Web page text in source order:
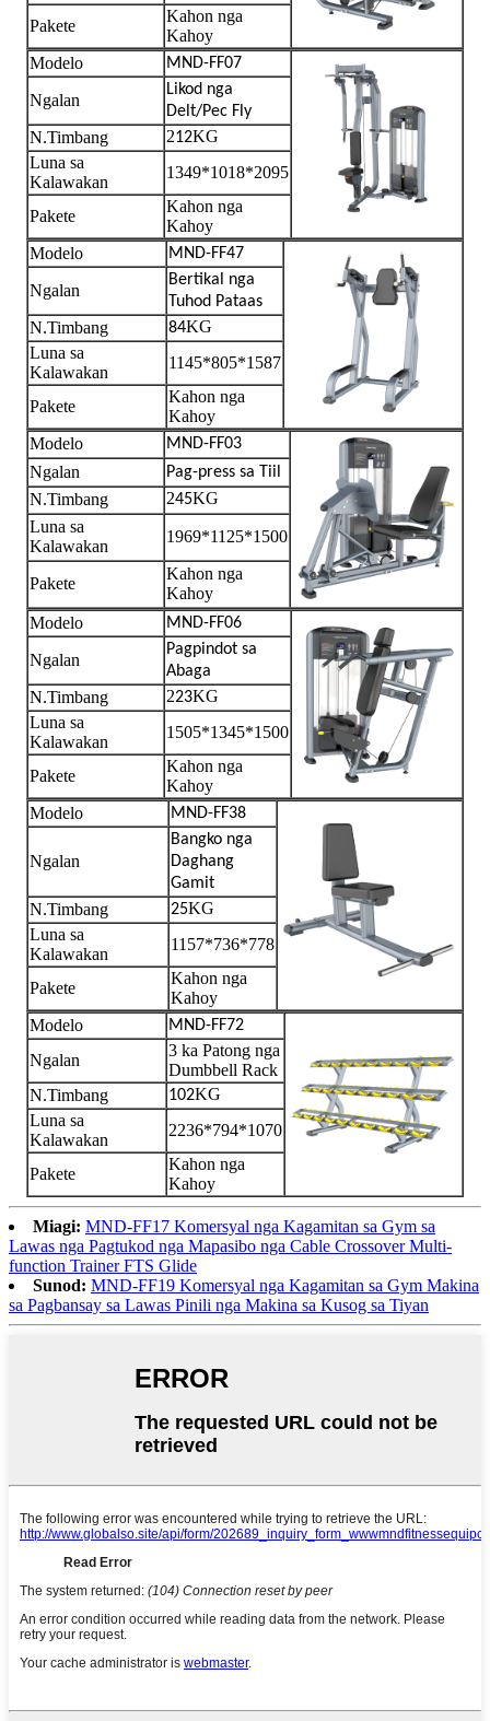
Pakete
Kahon nga
Kahoy
Modelo
MND-FF07
Ngalan
Likod nga
Delt/Pec Fly
N.Timbang 212KG
Luna sa
Kalawakan
1349*1018*2095
Pakete
Kahon nga
Kahoy
Modelo
MND-FF47
Ngalan
Bertikal nga
Tuhod Pataas
N.Timbang 84KG
Luna sa
Kalawakan
1145*805*1587
Pakete
Kahon nga
Kahoy
Modelo
MND-FF03
Ngalan Pag-press sa Tiil
N.Timbang 245KG
Luna sa
Kalawakan
1969*1125*1500
Pakete
Kahon nga
Kahoy
Modelo
MND-FF06
Ngalan
Pagpindot sa
Abaga
N.Timbang 223KG
Luna sa
Kalawakan
1505*1345*1500
Pakete
Kahon nga
Kahoy
Modelo
MND-FF38
Ngalan
Bangko nga
Daghang
Gamit
N.Timbang 25KG
Luna sa
Kalawakan
1157*736*778
Pakete
Kahon nga
Kahoy
Modelo
MND-FF72
Ngalan
3 ka Patong nga
Dumbbell Rack
N.Timbang
102KG
Luna sa
Kalawakan
2236*794*1070
Pakete
Kahon nga
Kahoy
Miagi: MND-FF17 Komersyal nga Kagamitan sa Gym sa
Lawas nga Pagtukod nga Mapasibo nga Cable Crossover Multi-
function Trainer FTS Glide
Sunod: MND-FF19 Komersyal nga Kagamitan sa Gym Makina
sa Pagbansay sa Lawas Pinili nga Makina sa Kusog sa Tiyan